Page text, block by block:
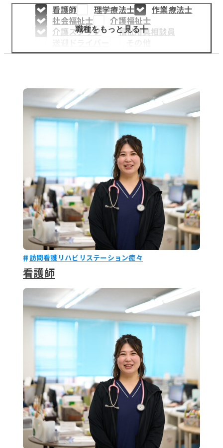
医療・介護事業
募集職種
お知らせ
看護師 理学療法士
作業療法士
社会福祉士
介護福祉士
介護スタッフ
福祉用具相談員
職種をもっと見る
訪問看護リハビリステーション癒々
看護師